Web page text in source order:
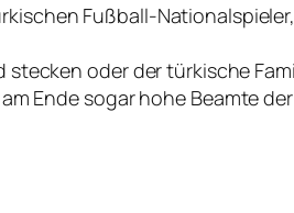
Fußball-
oder der türkische
Ende sogar hohe Beamte